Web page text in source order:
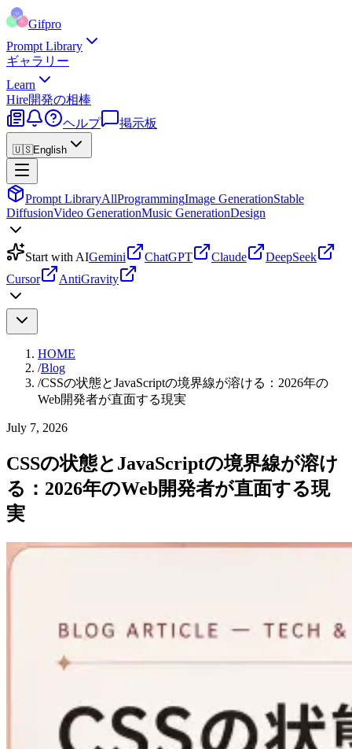
Gifpro
Prompt Library
ギャラリー
Learn
Hire開発の相棒
ヘルプ
掲示板
🇺🇸English
Prompt LibraryAllProgrammingImage GenerationStable
DiffusionVideo GenerationMusic GenerationDesign
Start with AIGemini ChatGPT Claude
DeepSeek
Cursor
AntiGravity
HOME
/Blog
/CSSの状態とJavaScriptの境界線が溶ける：2026年の
Web開発者が直面する現実
July 7, 2026
CSSの状態とJavaScriptの境界線が溶け
る：2026年のWeb開発者が直面する現
実